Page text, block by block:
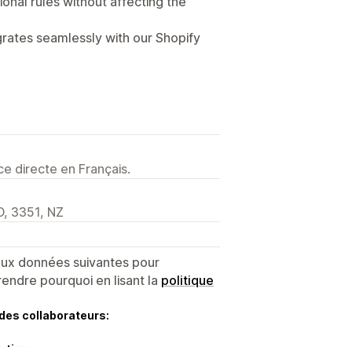
seamlessly with our Shopify
directe en Français.
3351, NZ
données suivantes pour
pourquoi en lisant la politique
collaborateurs: